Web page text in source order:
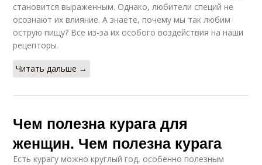
становится выраженным. Однако, любители специй не
осознают их влияние. А знаете, почему мы так любим
острую пищу? Все из-за их особого воздействия на наши
рецепторы.
Читать дальше →
Чем полезна курага для
женщин. Чем полезна курага
Есть курагу можно круглый год, особенно полезным